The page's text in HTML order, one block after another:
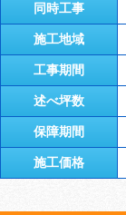
同時工事
施工地域
工事期間
述べ坪数
保障期間
施工価格